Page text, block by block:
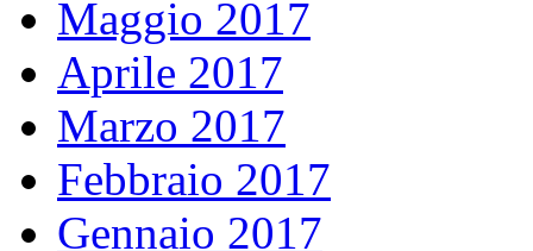
Maggio 2017
Aprile 2017
Marzo 2017
Febbraio 2017
Gennaio 2017